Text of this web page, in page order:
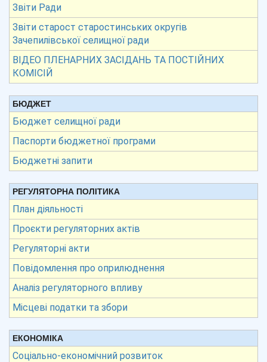
Звіти Ради
Звіти старост старостинських округів
Зачепилівської селищної ради
ВІДЕО ПЛЕНАРНИХ ЗАСІДАНЬ ТА ПОСТІЙНИХ
КОМІСІЙ
БЮДЖЕТ
Бюджет селищної ради
Паспорти бюджетної програми
Бюджетні запити
РЕГУЛЯТОРНА ПОЛІТИКА
План діяльності
Проєкти регуляторних актів
Регуляторні акти
Повідомлення про оприлюднення
Аналіз регуляторного впливу
Місцеві податки та збори
ЕКОНОМІКА
Соціально-економічний розвиток